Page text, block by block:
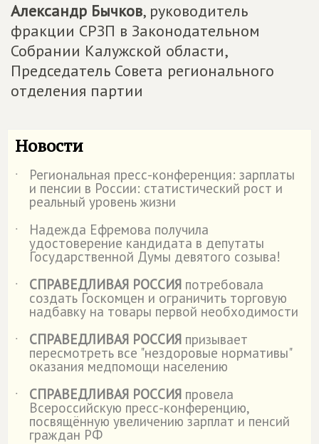
Александр Бычков, руководитель
фракции СРЗП в Законодательном
Собрании Калужской области,
Председатель Совета регионального
отделения партии
Новости
˙ Региональная пресс-конференция: зарплаты
и пенсии в России: статистический рост и
реальный уровень жизни
˙
Надежда Ефремова получила
удостоверение кандидата в депутаты
Государственной Думы девятого созыва!
˙
СПРАВЕДЛИВАЯ РОССИЯ потребовала
создать Госкомцен и ограничить торговую
надбавку на товары первой необходимости
˙
СПРАВЕДЛИВАЯ РОССИЯ призывает
пересмотреть все "нездоровые нормативы"
оказания медпомощи населению
˙
СПРАВЕДЛИВАЯ РОССИЯ провела
Всероссийскую пресс-конференцию,
посвящённую увеличению зарплат и пенсий
граждан РФ